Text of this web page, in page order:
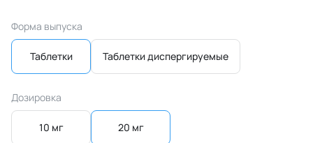
Форма выпуска
Таблетки Таблетки диспергируемые
Дозировка
10 мг 20 мг